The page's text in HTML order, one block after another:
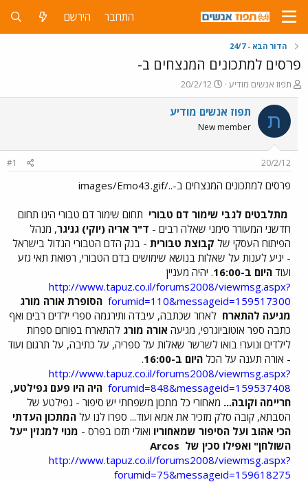
התחבר הירשם
הדור הבא - 24/7
פרסים למתכונים המנצחים ב-
פ
ו
ת
ח
ה
ש
א
תפוז אנשים מודיע
פ
ו
ר
ם
ר
20/2/12
ת תפוז אנשים מודיע
New member
20/2/12
#1
פרסים למתכונים המנצחים ב-../images/Emo43.gif
מתלבטים לגבי שימור דם טבורי תחום שימור דם טבורי הינו תחום
חדשני המעורר סימני שאלה רבים - ד"ר אריה (יוקי) גניגר, מנהל
הפיתוח העסקי של קבוצת טבורית - בנק הדם הטבורי הגדול בישראל
- יגיע לענות על שאלות בנושא שימושים בדם הטבורי, רפואת תאי גזע
ועוד היום ב-16:00
. יהיה מעניין
http://www.tapuz.co.il/forums2008/viewmsg.aspx?
forumid=110&messageid=159517300 הסופרת אורה מורג
מגיעה להתארח לאחר שכתבה, עיבדה ותירגמה ספרי ילדים רבים ואף
כתבה ספר אוטוביוגרפי, מגיעה אורה מורג להתארח בפורום ספרות
לילדים ונוער! בואו לשרשר שאלות על ספריה, על כתיבה, על תרגום ועוד
- אורה תענה על הכל היום ב-16:00
.
http://www.tapuz.co.il/forums2008/viewmsg.aspx?
forumid=848&messageid=159537408 היה היו פעם גפילטע,
חריימה וקובה... מאחורי כל מתכון משפחתי יש סיפור - גפילטע של
הסבתא, קובה סלק מזכיר את אמא ועוד... ספרו לנו על המתכון העדתי
הכי אהוב ועל הסיפור שמאחוריו ואולי תזכו בפרס - מנוי למגזין "על
השולחן" ואפילו סכין של Arcos
http://www.tapuz.co.il/forums2008/viewmsg.aspx?
forumid=75&messageid=159618275